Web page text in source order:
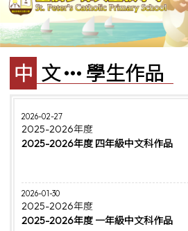
中文 學生作品
2026-02-27
2025-2026年度
2025-2026年度 四年級中文科作品
2026-01-30
2025-2026年度
2025-2026年度 一年級中文科作品